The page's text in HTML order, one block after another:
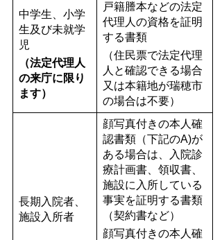
中学生、小学
生及び未就学
児
（法定代理人
の来庁に限り
ます）
戸籍謄本などの法定
代理人の資格を証明
する書類
（住民票で法定代理
人と確認できる場合
又は本籍地が瑞穂市
の場合は不要）
長期入院者、
施設入所者
顔写真付きの本人確
認書類（下記のA)が
ある場合は、入院診
療計画書、領収書、
施設に入所している
事実を証明する書類
（契約書など）
顔写真付きの本人確